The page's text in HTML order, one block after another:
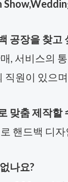
공장을 찾고
, 서비스의
원이 있으
맞춤 제작할
핸드백 디
나요?